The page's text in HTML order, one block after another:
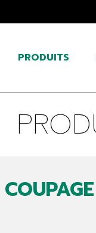
PRODUITS